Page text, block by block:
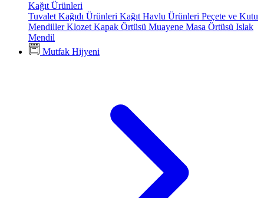
Kağıt Ürünleri
Tuvalet Kağıdı Ürünleri Kağıt Havlu Ürünleri Peçete ve Kutu
MendillerKlozet Kapak Örtüsü Muayene Masa Örtüsü Islak
Mendil
Mutfak Hijyeni